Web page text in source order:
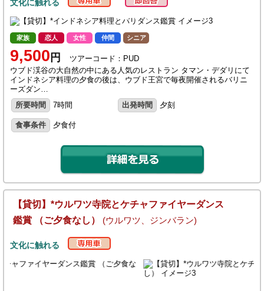
文化に触れる
家族 恋人 女性 仲間 シニア
9,500 円
ツアーコード：PUD
ウブド渓谷の大自然の中にある人気のレストラン タマン・デダリにて
インドネシア料理の夕食の後は、ウブド王宮で毎夜開催されるバリニ
ーズダン…
所要時間
7時間 出発時間 夕刻
食事条件 夕食付
【貸切】*ウルワツ寺院とケチャファイヤーダンス
鑑賞 （ご夕食なし） (ウルワツ、ジンバラン)
文化に触れる